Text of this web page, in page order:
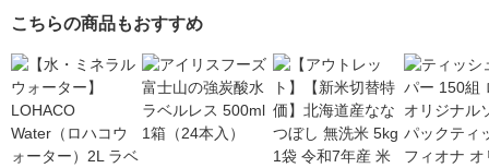
こちらの商品もおすすめ